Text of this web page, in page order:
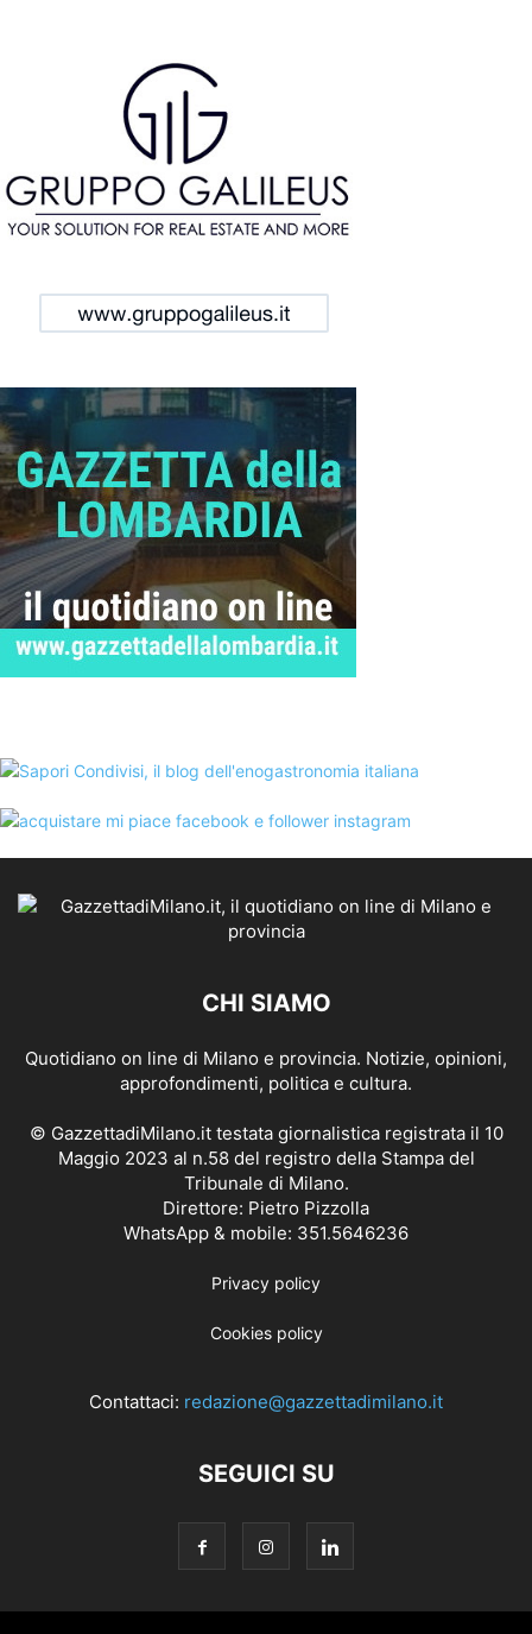
CHI SIAMO
Quotidiano on line di Milano e provincia. Notizie, opinioni,
approfondimenti, politica e cultura.
© GazzettadiMilano.it testata giornalistica registrata il 10
Maggio 2023 al n.58 del registro della Stampa del
Tribunale di Milano.
Direttore: Pietro Pizzolla
WhatsApp & mobile: 351.5646236
Privacy policy
Cookies policy
Contattaci: redazione@gazzettadimilano.it
SEGUICI SU